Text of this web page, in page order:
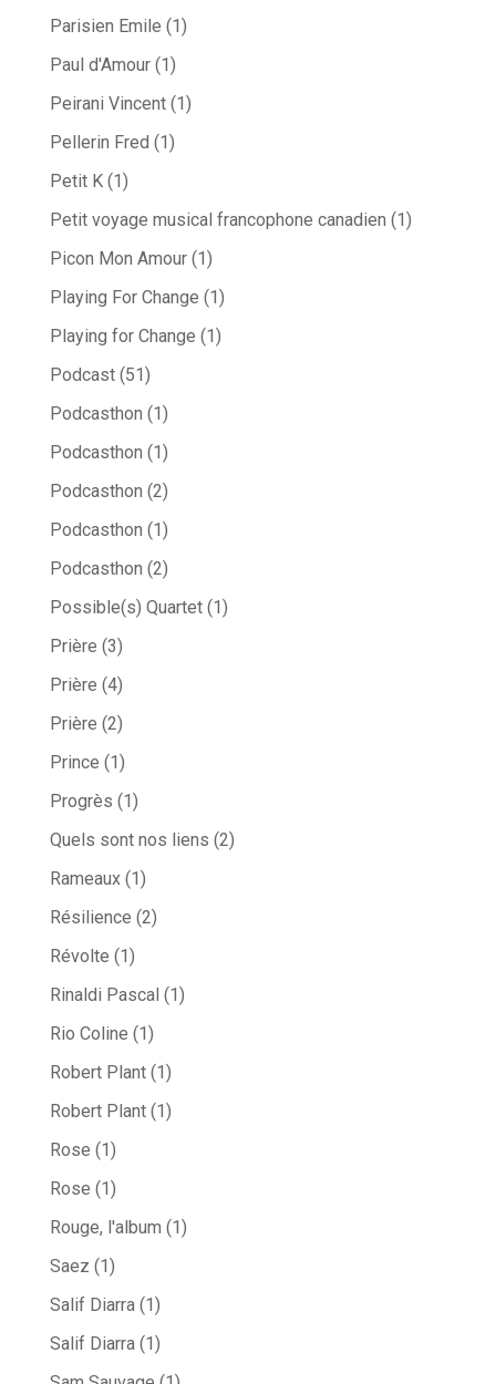
Parisien Emile (1)
Paul d'Amour(1)
Peirani Vincent(1)
Pellerin Fred (1)
Petit K(1)
Petit voyage musical francophone canadien (1)
Picon Mon Amour(1)
Playing For Change (1)
Playing for Change (1)
Podcast(51)
Podcasthon (1)
Podcasthon (1)
Podcasthon (2)
Podcasthon (1)
Podcasthon (2)
Possible(s) Quartet(1)
Prière (3)
Prière (4)
Prière (2)
Prince (1)
Progrès (1)
Quels sont nos liens (2)
Rameaux(1)
Résilience (2)
Révolte (1)
Rinaldi Pascal (1)
Rio Coline (1)
Robert Plant(1)
Robert Plant(1)
Rose (1)
Rose (1)
Rouge, l'album (1)
Saez (1)
Salif Diarra(1)
Salif Diarra(1)